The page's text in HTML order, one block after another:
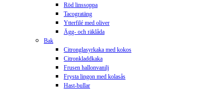
Röd linssoppa
Tacogratäng
Ytterfilé med oliver
Ägg- och räklåda
Bak
Citronglasyrkaka med kokos
Citronkladdkaka
Frusen hallonvanilj
Frysta lingon med kolasås
Hast-bullar